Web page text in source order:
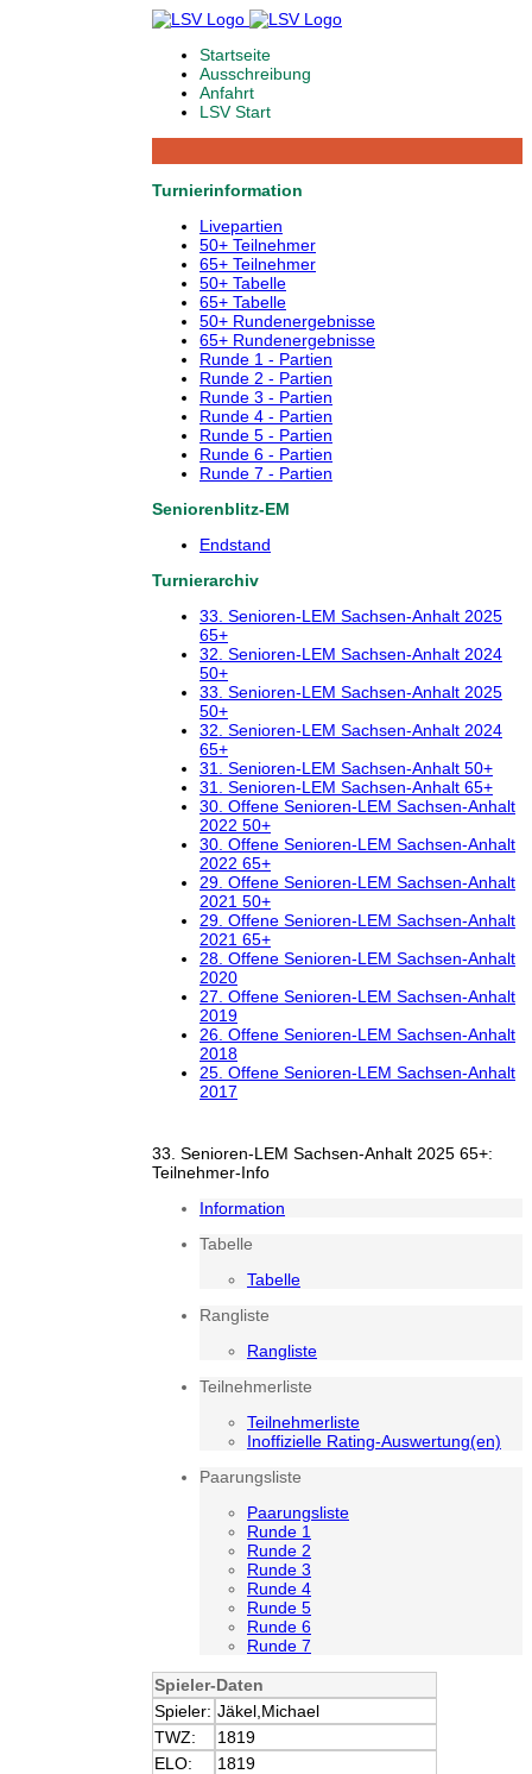
Startseite
Ausschreibung
Anfahrt
LSV Start
Turnierinformation
Livepartien
50+ Teilnehmer
65+ Teilnehmer
50+ Tabelle
65+ Tabelle
50+ Rundenergebnisse
65+ Rundenergebnisse
Runde 1 - Partien
Runde 2 - Partien
Runde 3 - Partien
Runde 4 - Partien
Runde 5 - Partien
Runde 6 - Partien
Runde 7 - Partien
Seniorenblitz-EM
Endstand
Turnierarchiv
33. Senioren-LEM Sachsen-Anhalt 2025
65+
32. Senioren-LEM Sachsen-Anhalt 2024
50+
33. Senioren-LEM Sachsen-Anhalt 2025
50+
32. Senioren-LEM Sachsen-Anhalt 2024
65+
31. Senioren-LEM Sachsen-Anhalt 50+
31. Senioren-LEM Sachsen-Anhalt 65+
30. Offene Senioren-LEM Sachsen-Anhalt
2022 50+
30. Offene Senioren-LEM Sachsen-Anhalt
2022 65+
29. Offene Senioren-LEM Sachsen-Anhalt
2021 50+
29. Offene Senioren-LEM Sachsen-Anhalt
2021 65+
28. Offene Senioren-LEM Sachsen-Anhalt
2020
27. Offene Senioren-LEM Sachsen-Anhalt
2019
26. Offene Senioren-LEM Sachsen-Anhalt
2018
25. Offene Senioren-LEM Sachsen-Anhalt
2017
33. Senioren-LEM Sachsen-Anhalt 2025 65+:
Teilnehmer-Info
Information
Tabelle
Tabelle
Rangliste
Rangliste
Teilnehmerliste
Teilnehmerliste
Inoffizielle Rating-Auswertung(en)
Paarungsliste
Paarungsliste
Runde 1
Runde 2
Runde 3
Runde 4
Runde 5
Runde 6
Runde 7
Spieler-Daten
Spieler: Jäkel,Michael
TWZ:
1819
ELO:
1819